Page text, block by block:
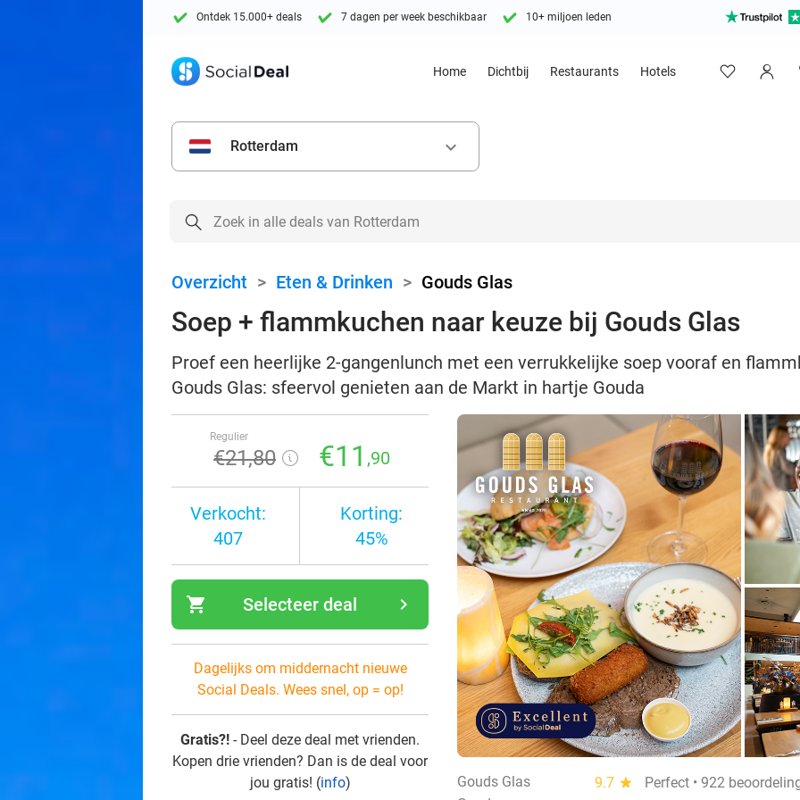
Ontdek 15.000+ deals 7 dagen per week beschikbaar 10+ miljoen leden
Home Dichtbij Restaurants Hotels
Rotterdam keyboard_arrow_down
Overzicht > Eten & Drinken > Gouds Glas
Soep + flammkuchen naar keuze bij Gouds Glas
Proef een heerlijke 2-gangenlunch met een verrukkelijke soep vooraf en
Gouds Glas: sfeervol genieten aan de Markt in hartje Gouda
Regulier
€21,80 €11 ,90
Verkocht:
407
Korting:
45%
shopping_cart navigate_next
Selecteer deal
Dagelijks om middernacht nieuwe
Social Deals. Wees snel, op = op!
Gratis?! - Deel deze deal met vrienden.
Kopen drie vrienden? Dan is de deal voor
jou gratis! (info) Gouds Glas 9.7 star
Perfect • 922